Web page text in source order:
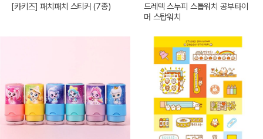
[카키즈] 패치패치 스티커 (7종)
드레텍 스누피 스톱워치 공부타이
머 스탑워치